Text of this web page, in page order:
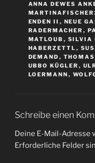
ANNA DEWES
ENDEN II , NEUE
RADERMACHER ,
MATLOUB , SILVIA
HABERZETTL ,
DEMAND ,
UBBO KÜGLER ,
LOERMANN ,
Schreibe einen
Deine E-Mail-
Erforderliche Felder